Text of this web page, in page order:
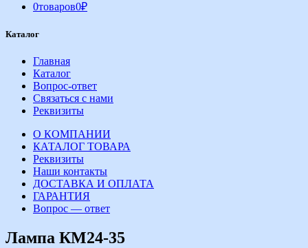
0товаров0₽
Каталог
Главная
Каталог
Вопрос-ответ
Связаться с нами
Реквизиты
О КОМПАНИИ
КАТАЛОГ ТОВАРА
Реквизиты
Наши контакты
ДОСТАВКА И ОПЛАТА
ГАРАНТИЯ
Вопрос — ответ
Лампа КМ24-35